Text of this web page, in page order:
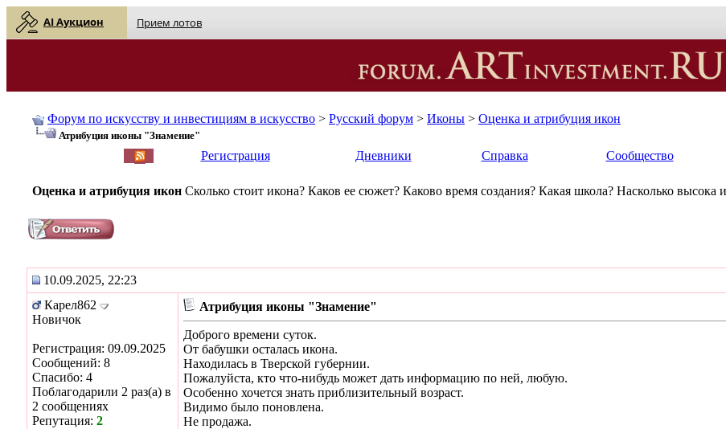
AI Аукцион Прием лотов
Форум по искусству и инвестициям в искусство > Русский форум > Иконы > Оценка и атрибуция икон
Атрибуция иконы "Знамение"
Регистрация Дневники Справка Сообщество
Оценка и атрибуция икон Сколько стоит икона? Каков ее сюжет? Каково время создания? Какая школа? Насколько высока
10.09.2025, 22:23
Карел862
Новичок
Регистрация: 09.09.2025
Сообщений: 8
Спасибо: 4
Поблагодарили 2 раз(а) в
2 сообщениях
Репутация: 2
Атрибуция иконы "Знамение"
Доброго времени суток.
От бабушки осталась икона.
Находилась в Тверской губернии.
Пожалуйста, кто что-нибудь может дать информацию по ней, любую.
Особенно хочется знать приблизительный возраст.
Видимо было поновлена.
Не продажа.